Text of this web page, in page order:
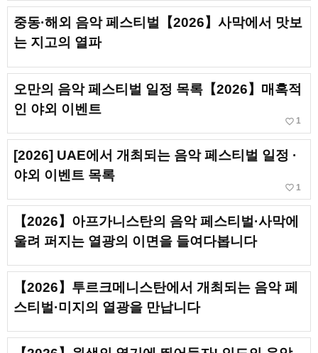
중동·해외 음악 페스티벌【2026】사막에서 맛보
는 지고의 열파
오만의 음악 페스티벌 일정 목록【2026】매혹적
인 야외 이벤트
favorite_border 1
[2026] UAE에서 개최되는 음악 페스티벌 일정 ·
야외 이벤트 목록
favorite_border 1
【2026】아프가니스탄의 음악 페스티벌·사막에
울려 퍼지는 열광의 이면을 들여다봅니다
【2026】투르크메니스탄에서 개최되는 음악 페
스티벌·미지의 열광을 만납니다